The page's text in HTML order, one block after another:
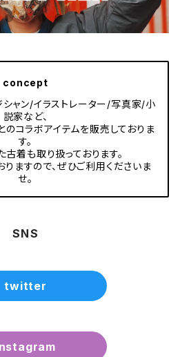
concept
シャン/イラストレーター/写真家/小
説家など、
のコラボアイテムを販売しておりま
す。
古着も取り扱っております。
ますので、ぜひご利用くださいま
せ。
SNS
twitter